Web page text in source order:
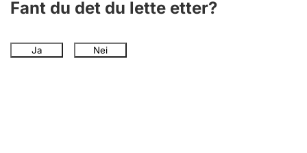
Fant du det du lette etter?
Ja Nei